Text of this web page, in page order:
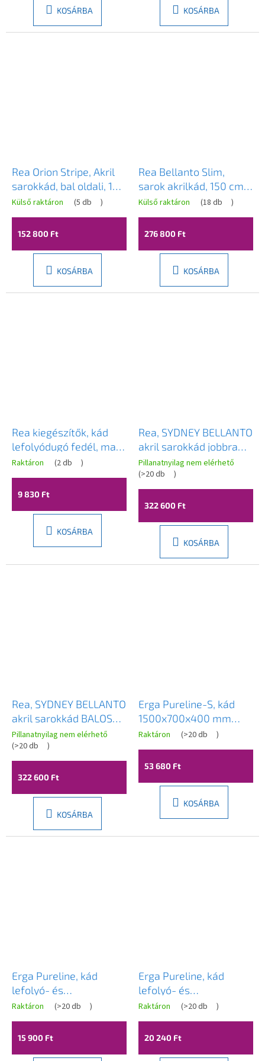
KOSÁRBA KOSÁRBA
Rea Orion Stripe, Akril
sarokkád, bal oldali, 150
cm, REA-W0071
Külső raktáron (5 db )
152 800 Ft
KOSÁRBA
Rea Bellanto Slim,
sarok akrilkád, 150 cm,
bal oldali, fehér
lefolyófedél, REA-
W0582
Külső raktáron (18 db )
276 800 Ft
KOSÁRBA
Rea kiegészítők, kád
lefolyódugó fedél, matt
arany, REA-00997
Raktáron (2 db )
9 830 Ft
KOSÁRBA
Rea, SYDNEY BELLANTO
akril sarokkád jobbra
170cm, KPL-W6900
Pillanatnyilag nem elérhető
(>20 db )
322 600 Ft
KOSÁRBA
Rea, SYDNEY BELLANTO
akril sarokkád BALOS
170cm, KPL-W6901
Pillanatnyilag nem elérhető
(>20 db )
322 600 Ft
KOSÁRBA
Erga Pureline-S, kád
1500x700x400 mm
lábak nélkül, fényes
fehér, ERG-V07-
PURELINE-S-150x070-
Raktáron (>20 db )
53 680 Ft
KOSÁRBA
Erga Pureline, kád
lefolyó- és
túlfolyógarnitúra, 800
mm hosszú, bowden,
fényes fehér, ERG-V08-
Raktáron (>20 db )
15 900 Ft
Erga Pureline, kád
lefolyó- és
túlfolyógarnitúra, 650
mm hosszú, bowden,
matt arany, ERG-V08-
Raktáron (>20 db )
20 240 Ft